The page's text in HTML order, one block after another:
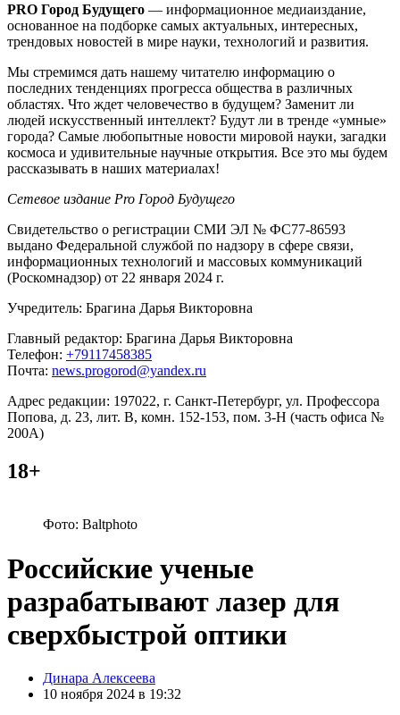
PRO Город Будущего — информационное медиаиздание,
основанное на подборке самых актуальных, интересных,
трендовых новостей в мире науки, технологий и развития.
Мы стремимся дать нашему читателю информацию о
последних тенденциях прогресса общества в различных
областях. Что ждет человечество в будущем? Заменит ли
людей искусственный интеллект? Будут ли в тренде «умные»
города? Самые любопытные новости мировой науки, загадки
космоса и удивительные научные открытия. Все это мы будем
рассказывать в наших материалах!
Сетевое издание Pro Город Будущего
Свидетельство о регистрации СМИ ЭЛ № ФС77-86593
выдано Федеральной службой по надзору в сфере связи,
информационных технологий и массовых коммуникаций
(Роскомнадзор) от 22 января 2024 г.
Учредитель: Брагина Дарья Викторовна
Главный редактор: Брагина Дарья Викторовна
Телефон: +79117458385
Почта: news.progorod@yandex.ru
Адрес редакции: 197022, г. Санкт-Петербург, ул. Профессора
Попова, д. 23, лит. В, комн. 152-153, пом. 3-Н (часть офиса №
200А)
18+
Фото: Baltphoto
Российские ученые
разрабатывают лазер для
сверхбыстрой оптики
Posted
by
Динара Алексеева
10 ноября 2024 в 19:32